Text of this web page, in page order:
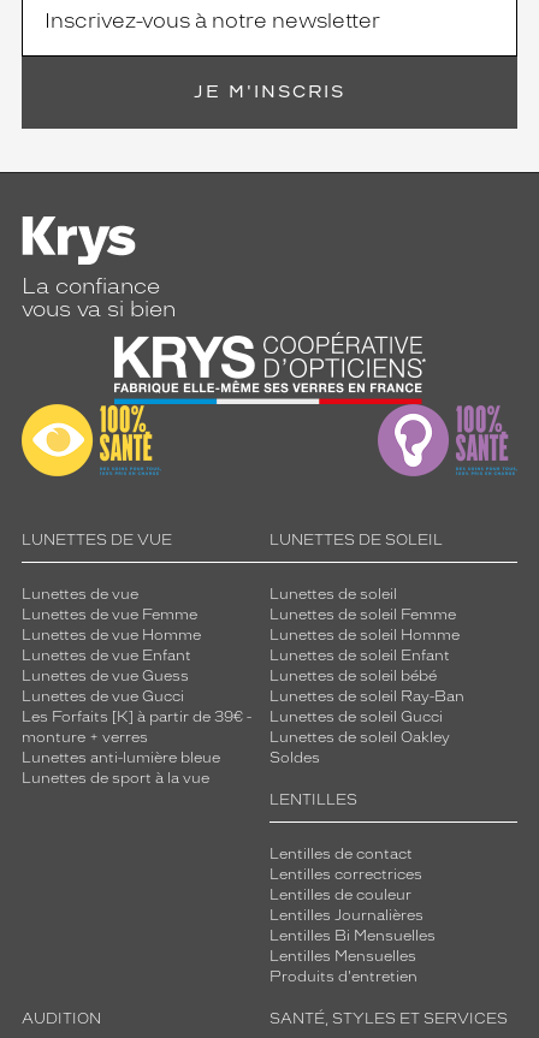
JE M'INSCRIS
La confiance
vous va si bien
LUNETTES DE VUE
Lunettes de vue
Lunettes de vue Femme
Lunettes de vue Homme
Lunettes de vue Enfant
Lunettes de vue Guess
Lunettes de vue Gucci
Les Forfaits [K] à partir de 39€ -
monture + verres
Lunettes anti-lumière bleue
Lunettes de sport à la vue
LUNETTES DE SOLEIL
Lunettes de soleil
Lunettes de soleil Femme
Lunettes de soleil Homme
Lunettes de soleil Enfant
Lunettes de soleil bébé
Lunettes de soleil Ray-Ban
Lunettes de soleil Gucci
Lunettes de soleil Oakley
Soldes
LENTILLES
Lentilles de contact
Lentilles correctrices
Lentilles de couleur
Lentilles Journalières
Lentilles Bi Mensuelles
Lentilles Mensuelles
Produits d'entretien
AUDITION SANTÉ, STYLES ET SERVICES